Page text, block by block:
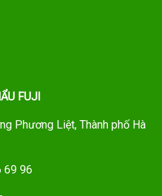
FUJI
Phương Liệt, Thành phố Hà
69 96